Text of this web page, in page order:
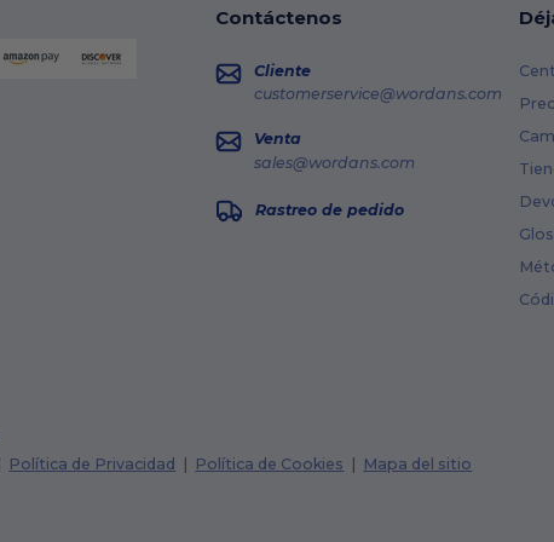
Contáctenos
Cliente
customerservice@wordans.com
Venta
sales@wordans.com
Rastreo de pedido
Política de Privacidad Política de Cookies Mapa del sitio